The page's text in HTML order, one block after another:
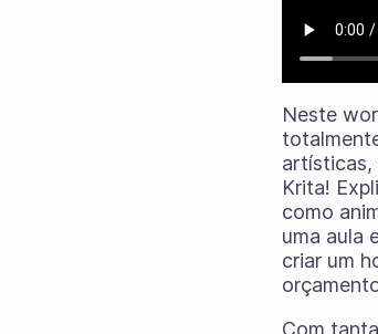
Neste
artísticas,
Krita!
como
uma aula
criar um
Com